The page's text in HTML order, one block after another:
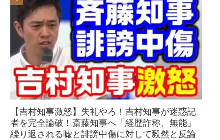
【吉村知事激怒】失礼やろ！吉村知事が迷惑記
者を完全論破！斎藤知事へ「経歴詐称、無能」
繰り返される嘘と誹謗中傷に対して毅然と反論